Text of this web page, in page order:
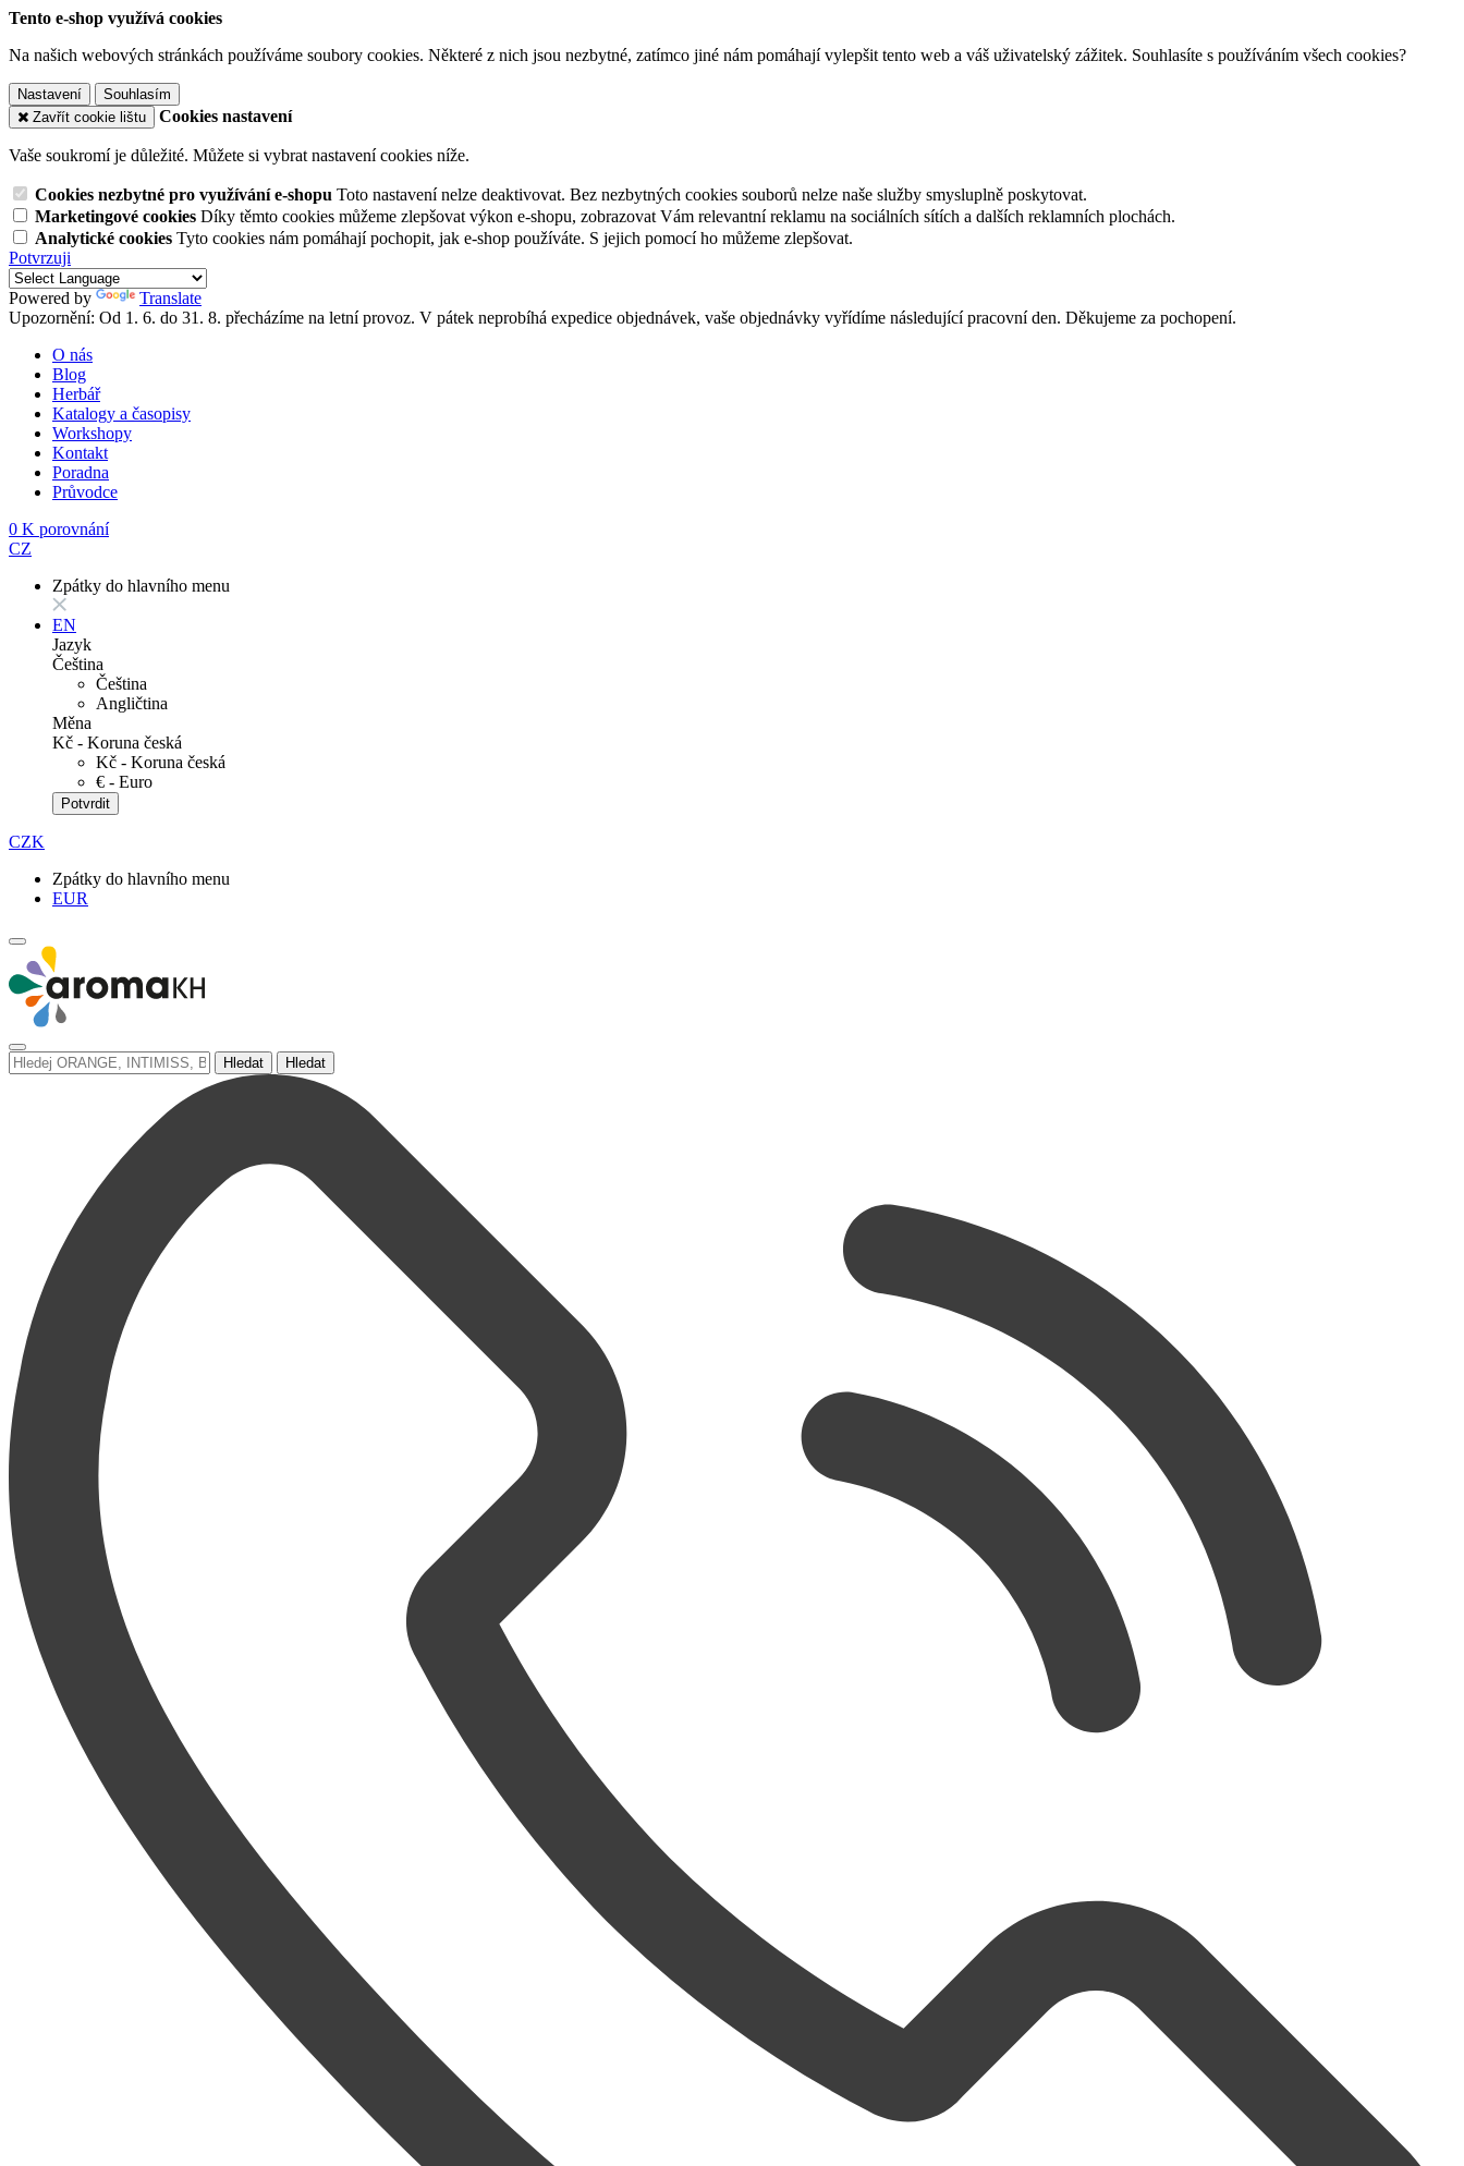
Tento e-shop využívá cookies
Na našich webových stránkách používáme soubory cookies. Některé z nich jsou nezbytné, zatímco jiné nám pomáhají vylepšit tento web a váš uživatelský zážitek. Souhlasíte s používáním všech cookies?
Nastavení
Souhlasím
Zavřít cookie lištu
Cookies nastavení
Vaše soukromí je důležité. Můžete si vybrat nastavení cookies níže.
Cookies nezbytné pro využívání e-shopu Toto nastavení nelze deaktivovat. Bez nezbytných cookies souborů nelze naše služby smysluplně poskytovat.
Marketingové cookies Díky těmto cookies můžeme zlepšovat výkon e-shopu, zobrazovat Vám relevantní reklamu na sociálních sítích a dalších reklamních plochách.
Analytické cookies Tyto cookies nám pomáhají pochopit, jak e-shop používáte. S jejich pomocí ho můžeme zlepšovat.
Potvrzuji
Powered by
Translate
Upozornění: Od 1. 6. do 31. 8. přecházíme na letní provoz. V pátek neprobíhá expedice objednávek, vaše objednávky vyřídíme následující pracovní den. Děkujeme za pochopení.
O nás
Blog
Herbář
Katalogy a časopisy
Workshopy
Kontakt
Poradna
Průvodce
0 K porovnání
CZ
Zpátky do hlavního menu
EN
Jazyk
Čeština
Čeština
Angličtina
Měna
Kč - Koruna česká
Kč - Koruna česká
€ - Euro
Potvrdit
CZK
Zpátky do hlavního menu
EUR
Hledat Hledat